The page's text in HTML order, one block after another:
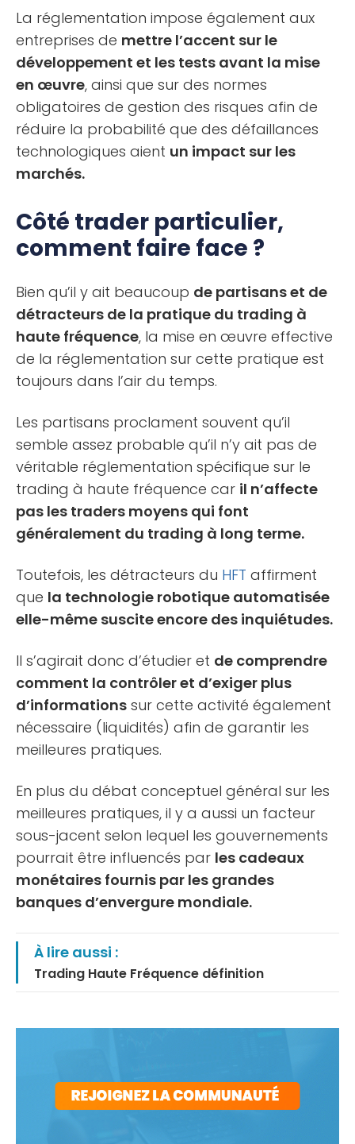
La réglementation impose également aux
entreprises de mettre l’accent sur le
développement et les tests avant la mise
en œuvre, ainsi que sur des normes
obligatoires de gestion des risques afin de
réduire la probabilité que des défaillances
technologiques aient un impact sur les
marchés.
Côté trader particulier,
comment faire face ?
Bien qu’il y ait beaucoup de partisans et de
détracteurs de la pratique du trading à
haute fréquence, la mise en œuvre effective
de la réglementation sur cette pratique est
toujours dans l’air du temps.
Les partisans proclament souvent qu’il
semble assez probable qu’il n’y ait pas de
véritable réglementation spécifique sur le
trading à haute fréquence car il n’affecte
pas les traders moyens qui font
généralement du trading à long terme.
Toutefois, les détracteurs du HFT affirment
que la technologie robotique automatisée
elle-même suscite encore des inquiétudes.
Il s’agirait donc d’étudier et de comprendre
comment la contrôler et d’exiger plus
d’informations sur cette activité également
nécessaire (liquidités) afin de garantir les
meilleures pratiques.
En plus du débat conceptuel général sur les
meilleures pratiques, il y a aussi un facteur
sous-jacent selon lequel les gouvernements
pourrait être influencés par les cadeaux
monétaires fournis par les grandes
banques d’envergure mondiale.
À lire aussi :
Trading Haute Fréquence définition